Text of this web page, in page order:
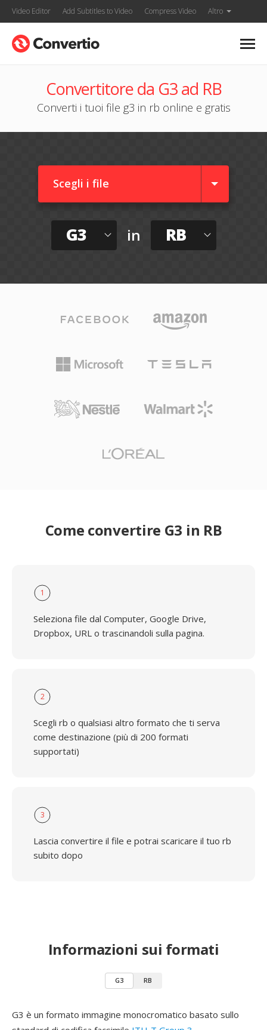
Video Editor Add Subtitles to Video Compress Video Altro
Convertitore da G3 ad RB
Converti i tuoi file g3 in rb online e gratis
Scegli i file
G3 in RB
Come convertire G3 in RB
1
Seleziona file dal Computer, Google Drive,
Dropbox, URL o trascinandoli sulla pagina.
2
Scegli rb o qualsiasi altro formato che ti serva
come destinazione (più di 200 formati
supportati)
3
Lascia convertire il file e potrai scaricare il tuo rb
subito dopo
Informazioni sui formati
G3 RB
G3 è un formato immagine monocromatico basato sullo